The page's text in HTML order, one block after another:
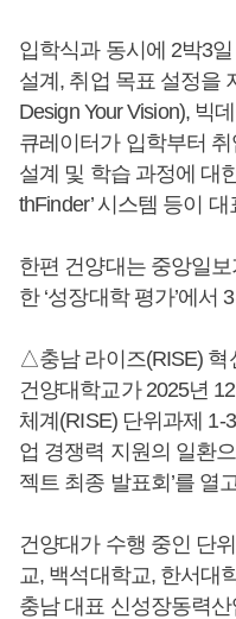
입학식과 동시에 2박3
설계, 취업 목표 설정을
Design Your Vision), 빅
큐레이터가 입학부터
설계 및 학습 과정에 대
thFinder’ 시스템 등이
한편 건양대는 중앙일
한 ‘성장대학 평가’에서
△충남 라이즈(RISE) 혁
건양대학교가 2025년
체계(RISE) 단위과제
업 경쟁력 지원의 일환
젝트 최종 발표회’를 열
건양대가 수행 중인 단
교, 백석대학교, 한서대
충남 대표 신성장동력